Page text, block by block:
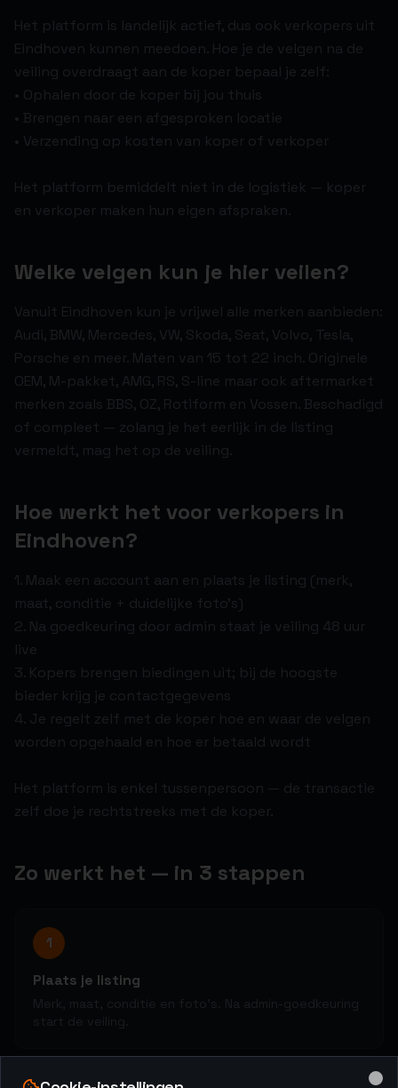
Het platform is landelijk actief, dus ook verkopers uit
Eindhoven kunnen meedoen. Hoe je de velgen na de
veiling overdraagt aan de koper bepaal je zelf:
• Ophalen door de koper bij jou thuis
• Brengen naar een afgesproken locatie
• Verzending op kosten van koper of verkoper
Het platform bemiddelt niet in de logistiek — koper
en verkoper maken hun eigen afspraken.
Welke velgen kun je hier veilen?
Vanuit Eindhoven kun je vrijwel alle merken aanbieden:
Audi, BMW, Mercedes, VW, Skoda, Seat, Volvo, Tesla,
Porsche en meer. Maten van 15 tot 22 inch. Originele
OEM, M-pakket, AMG, RS, S-line maar ook aftermarket
merken zoals BBS, OZ, Rotiform en Vossen. Beschadigd
of compleet — zolang je het eerlijk in de listing
vermeldt, mag het op de veiling.
Hoe werkt het voor verkopers in
Eindhoven?
1. Maak een account aan en plaats je listing (merk,
maat, conditie + duidelijke foto's)
2. Na goedkeuring door admin staat je veiling 48 uur
live
3. Kopers brengen biedingen uit; bij de hoogste
bieder krijg je contactgegevens
4. Je regelt zelf met de koper hoe en waar de velgen
worden opgehaald en hoe er betaald wordt
Het platform is enkel tussenpersoon — de transactie
zelf doe je rechtstreeks met de koper.
Zo werkt het — in 3 stappen
1
Plaats je listing